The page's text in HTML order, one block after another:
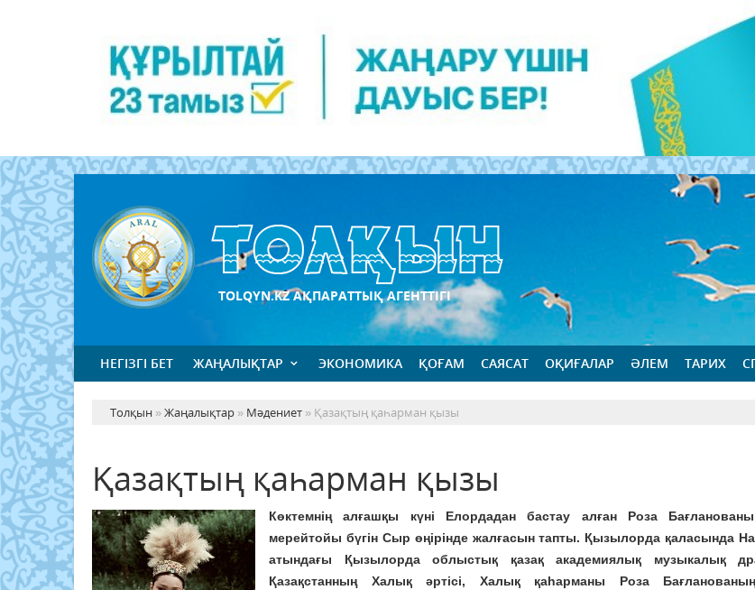
TOLQYN.KZ АҚПАРАТТЫҚ АГЕНТТІГІ
НЕГІЗГІ БЕТ ЖАҢАЛЫҚТАР ЭКОНОМИКА ҚОҒАМ САЯСАТ ОҚИҒАЛАР ӘЛЕМ ТАРИХ
Толқын »Жаңалықтар » Мәдениет » Қазақтың қаһарман қызы
Қазақтың қаһарман қызы
Көктемнің алғашқы күні Елордадан бастау алған Роза
мерейтойы бүгін Сыр өңірінде жалғасын тапты. Қызылорда қаласында
атындағы Қызылорда облыстық қазақ академиялық музыкалық
Қазақстанның Халық әртісі, Халық қаһарманы Роза